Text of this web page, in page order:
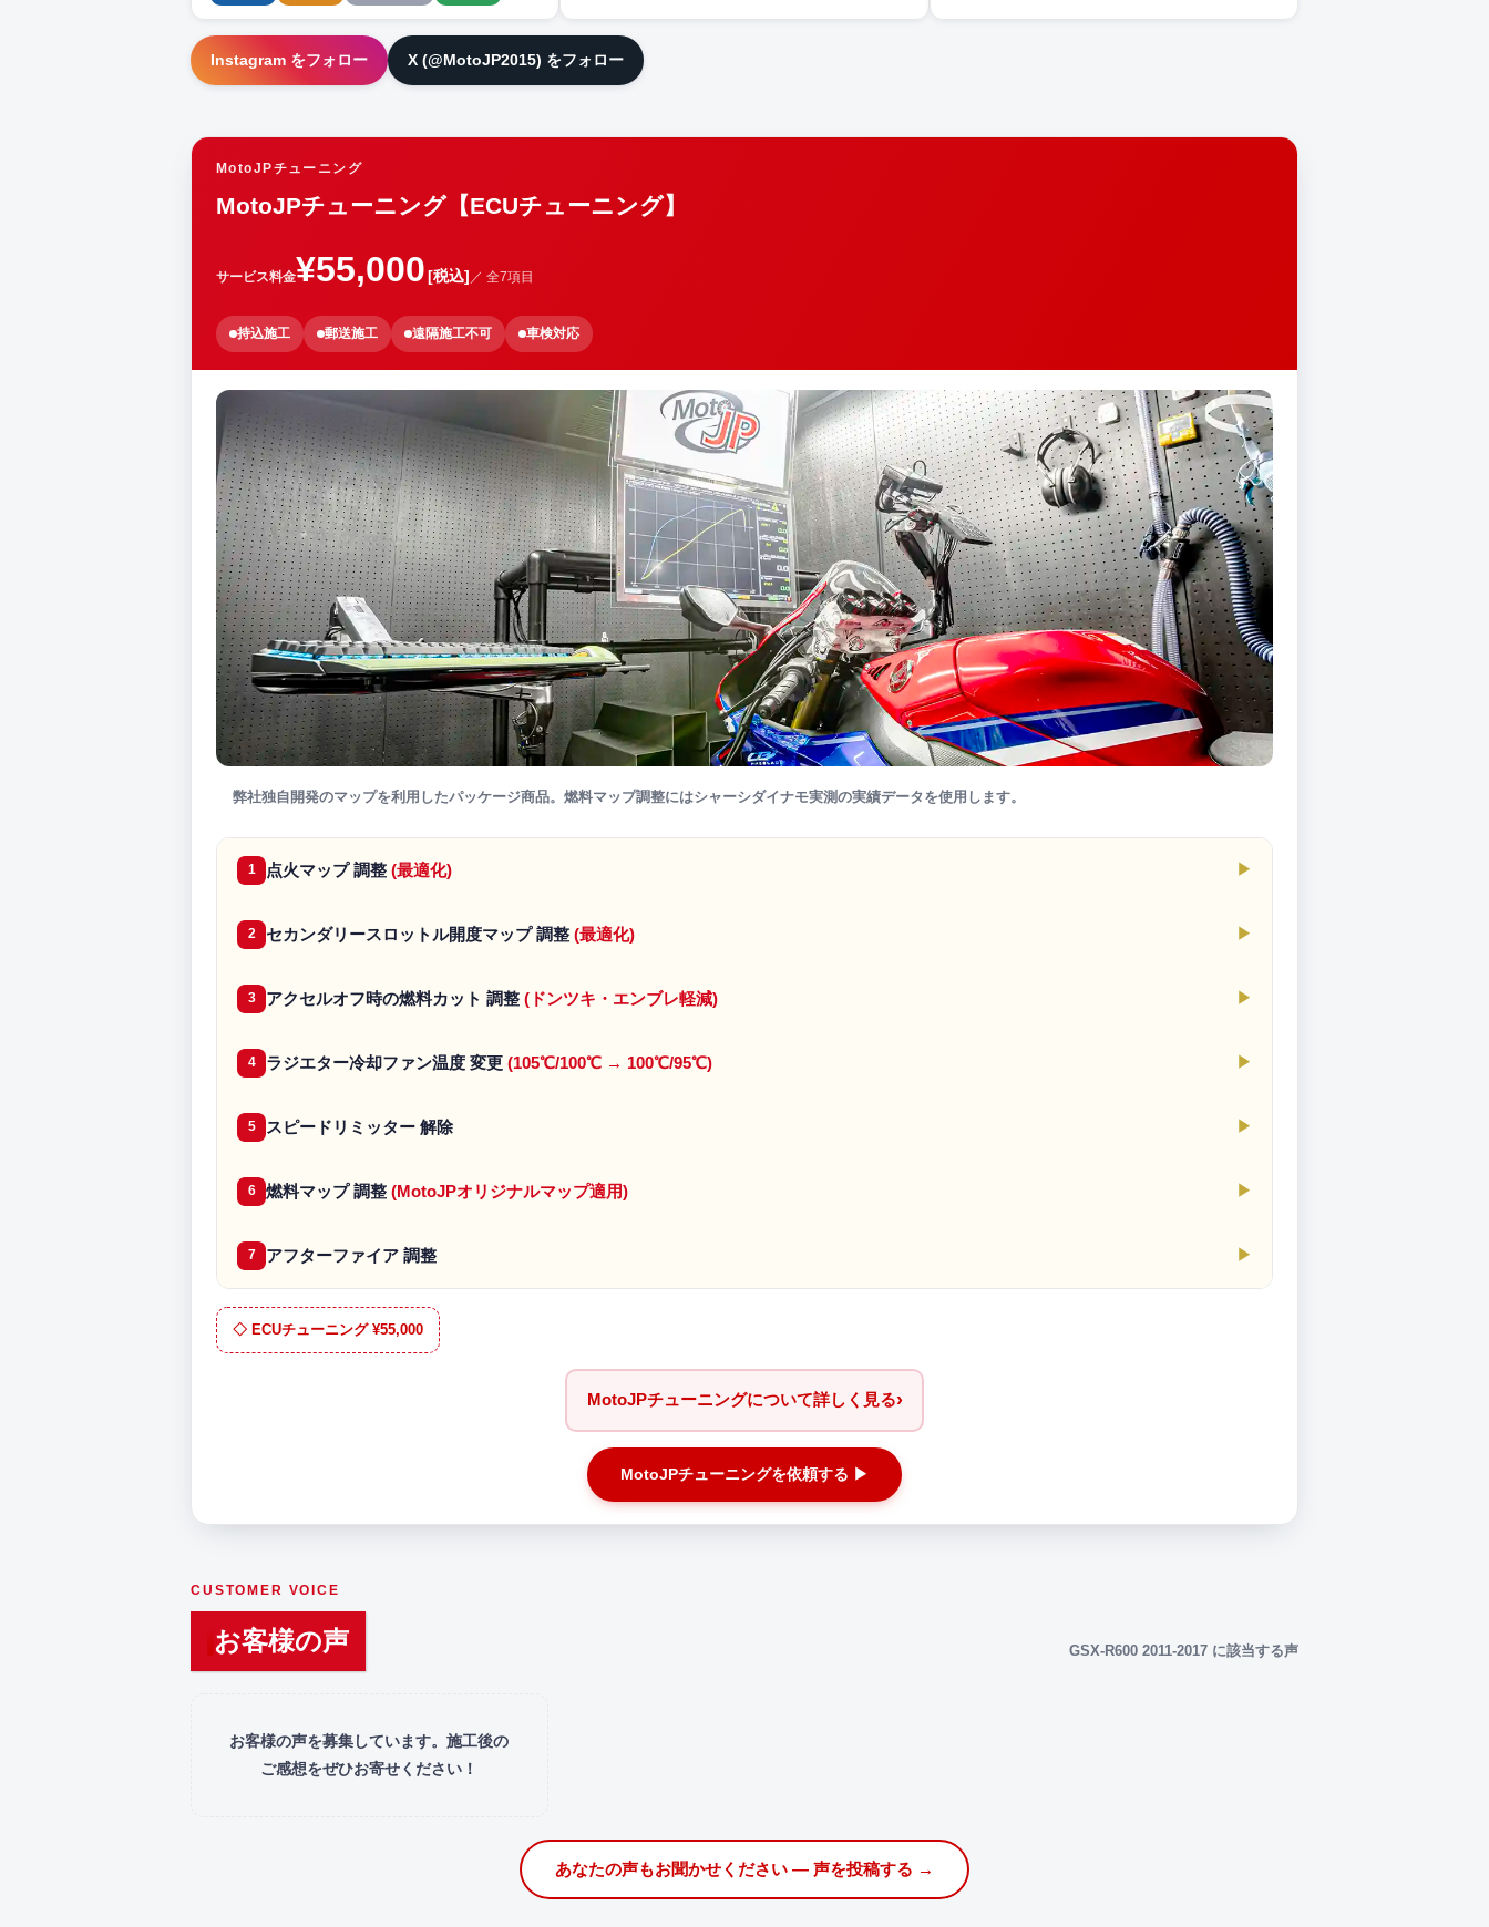
Instagram をフォロー X (@MotoJP2015) をフォロー
MotoJPチューニング
MotoJPチューニング【ECUチューニング】
サービス料金¥55,000[税込] ／ 全7項目
持込施工 郵送施工 遠隔施工不可 車検対応
弊社独自開発のマップを利用したパッケージ商品。燃料マップ調整にはシャーシダイナモ実測の実績データを使用します。
1 点火マップ 調整 (最適化) ▶
2 セカンダリースロットル開度マップ 調整 (最適化) ▶
3 アクセルオフ時の燃料カット 調整 (ドンツキ・エンブレ軽減) ▶
4 ラジエター冷却ファン温度 変更 (105℃/100℃ → 100℃/95℃) ▶
5 スピードリミッター 解除 ▶
6 燃料マップ 調整 (MotoJPオリジナルマップ適用) ▶
7 アフターファイア 調整 ▶
◇ ECUチューニング ¥55,000
MotoJPチューニングについて詳しく見る›
MotoJPチューニングを依頼する ▶
CUSTOMER VOICE
お客様の声 GSX-R600 2011-2017 に該当する声
お客様の声を募集しています。施工後の
ご感想をぜひお寄せください！
あなたの声もお聞かせください — 声を投稿する →